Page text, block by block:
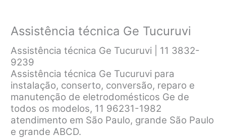
Assistência técnica Ge Tucuruvi
Assistência técnica Ge Tucuruvi | 11 3832-
9239
Assistência técnica Ge Tucuruvi para
instalação, conserto, conversão, reparo e
manutenção de eletrodomésticos Ge de
todos os modelos, 11 96231-1982
atendimento em São Paulo, grande São Paulo
e grande ABCD.